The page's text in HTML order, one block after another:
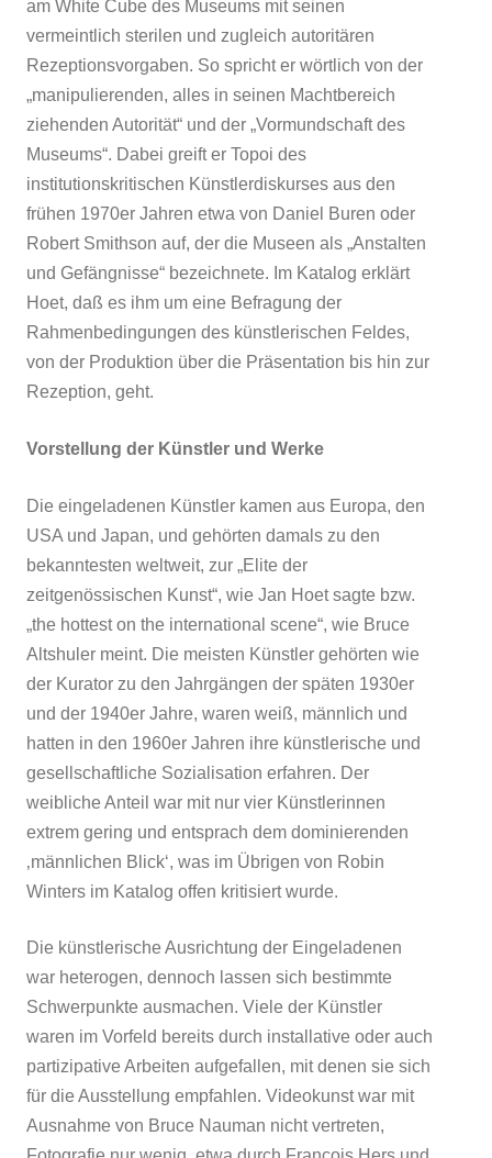
am White Cube des Museums mit seinen
vermeintlich sterilen und zugleich autoritären
Rezeptionsvorgaben. So spricht er wörtlich von der
„manipulierenden, alles in seinen Machtbereich
ziehenden Autorität“ und der „Vormundschaft des
Museums“. Dabei greift er Topoi des
institutionskritischen Künstlerdiskurses aus den
frühen 1970er Jahren etwa von Daniel Buren oder
Robert Smithson auf, der die Museen als „Anstalten
und Gefängnisse“ bezeichnete. Im Katalog erklärt
Hoet, daß es ihm um eine Befragung der
Rahmenbedingungen des künstlerischen Feldes,
von der Produktion über die Präsentation bis hin zur
Rezeption, geht.
Vorstellung der Künstler und Werke
Die eingeladenen Künstler kamen aus Europa, den
USA und Japan, und gehörten damals zu den
bekanntesten weltweit, zur „Elite der
zeitgenössischen Kunst“, wie Jan Hoet sagte bzw.
„the hottest on the international scene“, wie Bruce
Altshuler meint. Die meisten Künstler gehörten wie
der Kurator zu den Jahrgängen der späten 1930er
und der 1940er Jahre, waren weiß, männlich und
hatten in den 1960er Jahren ihre künstlerische und
gesellschaftliche Sozialisation erfahren. Der
weibliche Anteil war mit nur vier Künstlerinnen
extrem gering und entsprach dem dominierenden
‚männlichen Blick‘, was im Übrigen von Robin
Winters im Katalog offen kritisiert wurde.
Die künstlerische Ausrichtung der Eingeladenen
war heterogen, dennoch lassen sich bestimmte
Schwerpunkte ausmachen. Viele der Künstler
waren im Vorfeld bereits durch installative oder auch
partizipative Arbeiten aufgefallen, mit denen sie sich
für die Ausstellung empfahlen. Videokunst war mit
Ausnahme von Bruce Nauman nicht vertreten,